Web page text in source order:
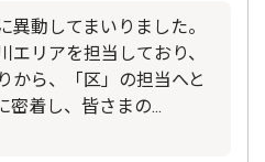
動してまいりました。
エリアを担当しており、
から、「区」の担当へと
密着し、皆さまの...